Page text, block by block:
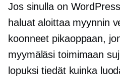
Jos sinulla on
haluat aloittaa myynnin
koonneet pikaoppaan,
myymäläsi toimimaan
lopuksi tiedät kuinka